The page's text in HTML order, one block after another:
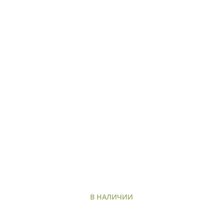
В НАЛИЧИИ